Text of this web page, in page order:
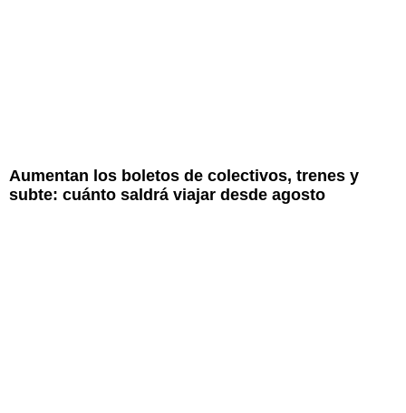
Aumentan los boletos de colectivos, trenes y
subte: cuánto saldrá viajar desde agosto